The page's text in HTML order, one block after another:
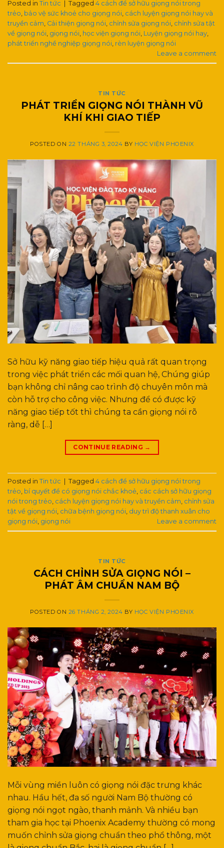
Posted in Tin tức Tagged 4 cách để sở hữu giọng nói trong
trẻo, bảo vệ sức khoẻ cho giọng nói, cách luyện giọng nói hay và
truyền cảm, Cải thiện giọng nói, chỉnh sửa giọng nói, chỉnh sửa tật
về giọng nói, giọng nói, học viện giọng nói, Luyện giọng nói hay,
phát triển nghề nghiệp giọng nói, rèn luyện giọng nói
Leave a comment
TIN TỨC
PHÁT TRIỂN GIỌNG NÓI THÀNH VŨ
KHÍ KHI GIAO TIẾP
POSTED ON 22 THÁNG 3, 2024 BY HỌC VIỆN PHOENIX
Sở hữu kỹ năng giao tiếp hiệu quả rất quan trọng
trong việc phát triển các mối quan hệ, Chúng giúp
bạn không chỉ nâng cao trình độ chuyên môn mà
còn hỗ trợ cho công việc. Nhưng để có được kỹ
năng giao tiếp tốt thì chúng ta cần giọng nói rõ
ràng, dễ […]
CONTINUE READING →
Posted in Tin tức Tagged 4 cách để sở hữu giọng nói trong
trẻo, bí quyết để có giọng nói chắc khoẻ, các cách sở hữu giọng
nói trong trẻo, cách luyện giọng nói hay và truyền cảm, chỉnh sửa
tật về giọng nói, chữa bệnh giọng nói, duy trì độ thanh xuân cho
giọng nói, giọng nói Leave a comment
TIN TỨC
CÁCH CHỈNH SỬA GIỌNG NÓI –
PHÁT ÂM CHUẨN NAM BỘ
POSTED ON 26 THÁNG 2, 2024 BY HỌC VIỆN PHOENIX
Mỗi vùng miền luôn có giọng nói đặc trưng khác
nhau. Hầu hết, đa số người Nam Bộ thường có
giọng nói ngọt ngào, thanh mảnh. Và nhiều bạn
tham gia học tại Phoenix Academy thường có mong
muốn chỉnh sửa giọng chuẩn theo phổ thông, một